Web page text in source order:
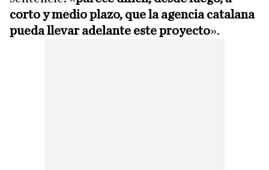
corto y medio plazo, que la agencia catalana
pueda llevar adelante este proyecto».